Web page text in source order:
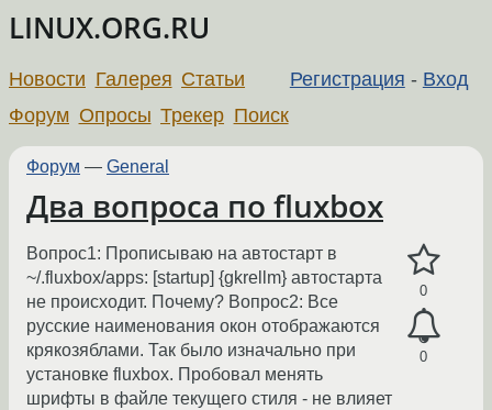
LINUX.ORG.RU
Регистрация - Вход
Новости Галерея Статьи
Форум Опросы Трекер Поиск
Форум — General
Два вопроса по fluxbox
0
0
Вопрос1: Прописываю на автостарт в
~/.fluxbox/apps: [startup] {gkrellm} автостарта
не происходит. Почему? Вопрос2: Все
русские наименования окон отображаются
крякозяблами. Так было изначально при
установке fluxbox. Пробовал менять
шрифты в файле текущего стиля - не влияет